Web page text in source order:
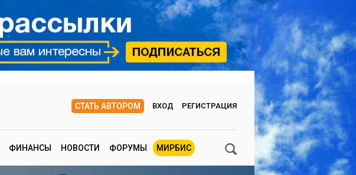
СТАТЬ АВТОРОМ ВХОД РЕГИСТРАЦИЯ
ФИНАНСЫ НОВОСТИ ФОРУМЫ МИРБИС